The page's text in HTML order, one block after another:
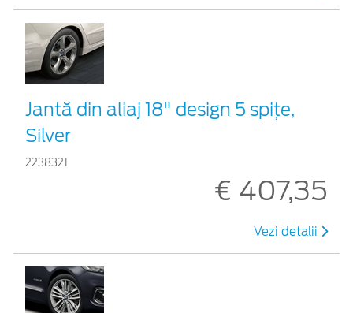
Jantă din aliaj 18" design 5 spiţe,
Silver
2238321
€ 407,35
Vezi detalii